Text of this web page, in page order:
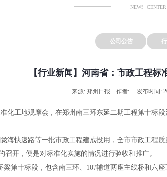
NEWS CENTER
公司公告
【行业新闻】河南省：市政工程
来源: 郑州日报 作者: 发布时间:
化工地观摩会，在郑州南三环东延二期工程第十标
海快速路等一批市政工程建成投用，全市市政工程
开，便是对标准化实施的情况进行验收和推广。
梁第十标段，包含南三环、 107辅道两座主线桥和六